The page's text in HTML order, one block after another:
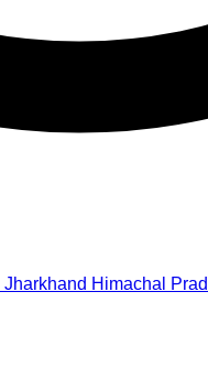
Jharkhand Himachal